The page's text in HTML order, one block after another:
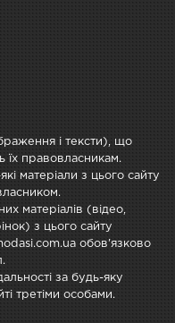
і тексти), що
їх правовласникам.
матеріали з цього сайту
матеріалів (відео,
з цього сайту
обов'язково
за будь-яку
третіми особами.